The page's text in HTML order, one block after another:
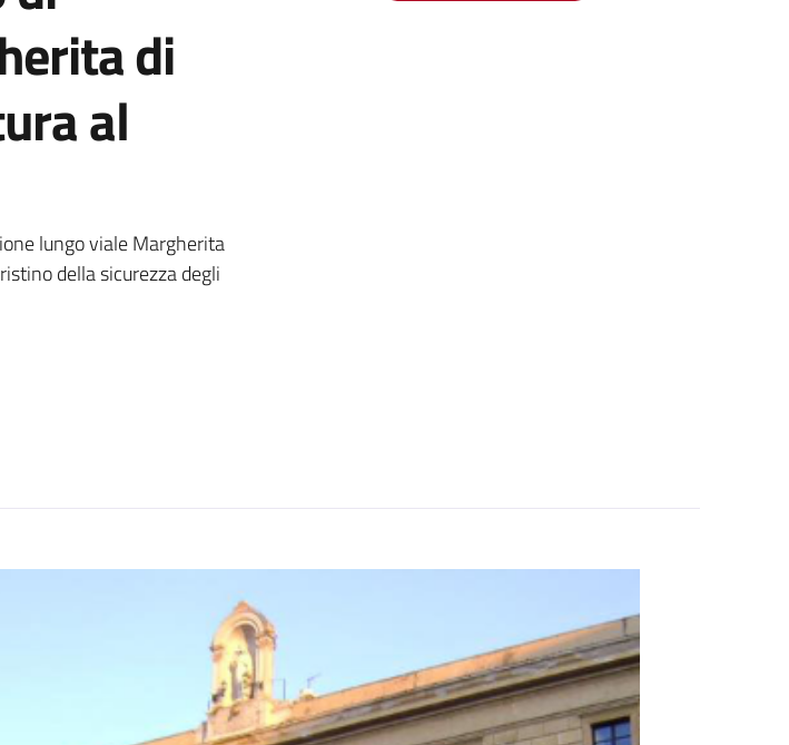
di
al
lungo viale Margherita
della sicurezza degli